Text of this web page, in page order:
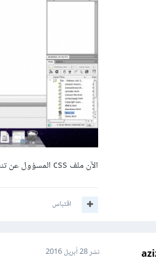
الآن ملف css المسؤول عن تنسيق الصفحة تم ربطه بملف html.
اقتباس
نشر28 أبريل 2016